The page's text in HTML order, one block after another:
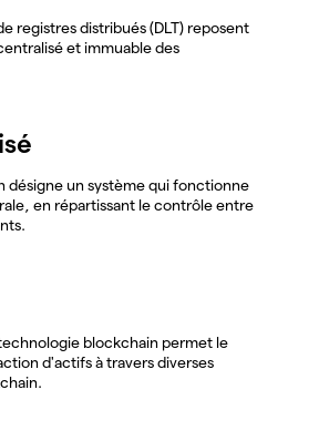
registres distribués (DLT) reposent
et immuable des
désigne un système qui fonctionne
en répartissant le contrôle entre
blockchain permet le
d'actifs à travers diverses